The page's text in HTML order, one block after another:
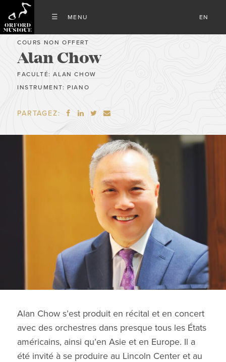
EN
COURS NON OFFERT
Alan Chow
FACULTÉ:ALAN CHOW
INSTRUMENT: PIANO
PARTAGEZ:    
Alan Chow s’est produit en récital et en concert
avec des orchestres dans presque tous les États
américains, ainsi qu’en Asie et en Europe. Il a
été invité à se produire au Lincoln Center et au